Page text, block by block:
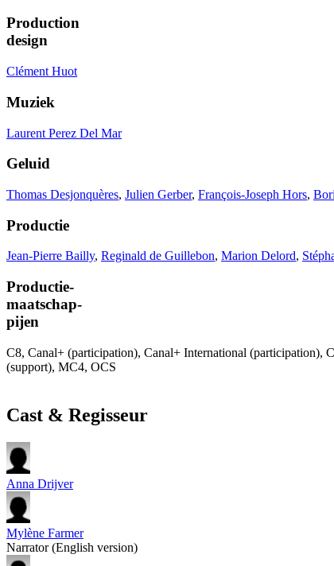
Production
design
Clément Huot
Muziek
Laurent Perez Del Mar
Geluid
Thomas Desjonquères, Julien Gerber, François-Joseph Hors,
Productie
Jean-Pierre Bailly, Reginald de Guillebon, Marion Delord,
Productie-
maatschap-
pijen
C8, Canal+ (participation), Canal+ International (participation),
(support), MC4, OCS
Cast & Regisseur
Anna Drijver
Mylène Farmer
Narrator (English version)